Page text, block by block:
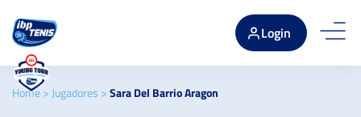
Login
Home> Jugadores >Sara Del Barrio Aragon